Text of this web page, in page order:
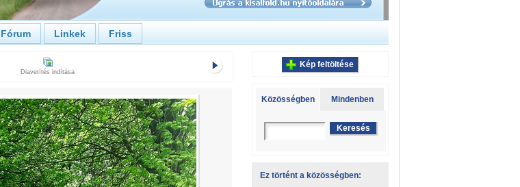
Fórum Linkek Friss
Diavetítés indítása
Kép feltöltése
Közösségben Mindenben
Ez történt a közösségben: